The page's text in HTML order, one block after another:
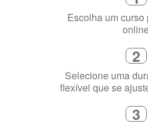
1
Escolha um curso
online
2
Selecione uma
flexível que se